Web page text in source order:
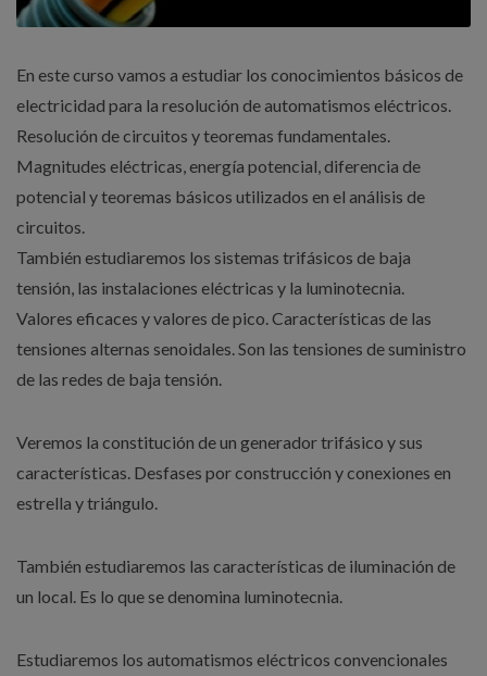
En este curso vamos a estudiar los conocimientos básicos de
electricidad para la resolución de automatismos eléctricos.
Resolución de circuitos y teoremas fundamentales.
Magnitudes eléctricas, energía potencial, diferencia de
potencial y teoremas básicos utilizados en el análisis de
circuitos.
También estudiaremos los sistemas trifásicos de baja
tensión, las instalaciones eléctricas y la luminotecnia.
Valores eficaces y valores de pico. Características de las
tensiones alternas senoidales. Son las tensiones de suministro
de las redes de baja tensión.
Veremos la constitución de un generador trifásico y sus
características. Desfases por construcción y conexiones en
estrella y triángulo.
También estudiaremos las características de iluminación de
un local. Es lo que se denomina luminotecnia.
Estudiaremos los automatismos eléctricos convencionales